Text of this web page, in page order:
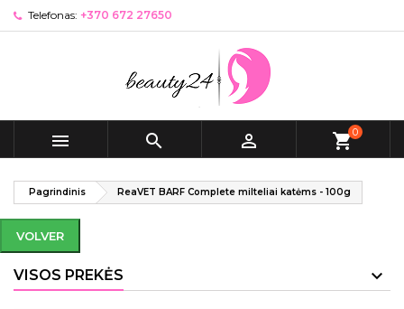
Telefonas: +370 672 27650
   shopping_cart0
Pagrindinis ReaVET BARF Complete milteliai katėms - 100g
VOLVER
VISOS PREKĖS